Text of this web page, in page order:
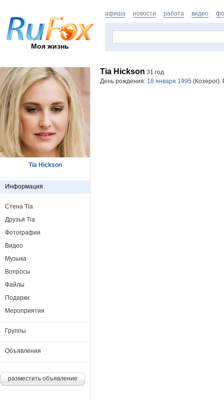
Моя жизнь
афиша новости работа видео
Tia Hickson 31 год
День рождения: 18 января 1995 (Козерог).
Tia Hickson
Информация
Стена Tia
Друзья Tia
Фотографии
Видео
Музыка
Вопросы
Файлы
Подарки
Мероприятия
Группы
Объявления
разместить объявление